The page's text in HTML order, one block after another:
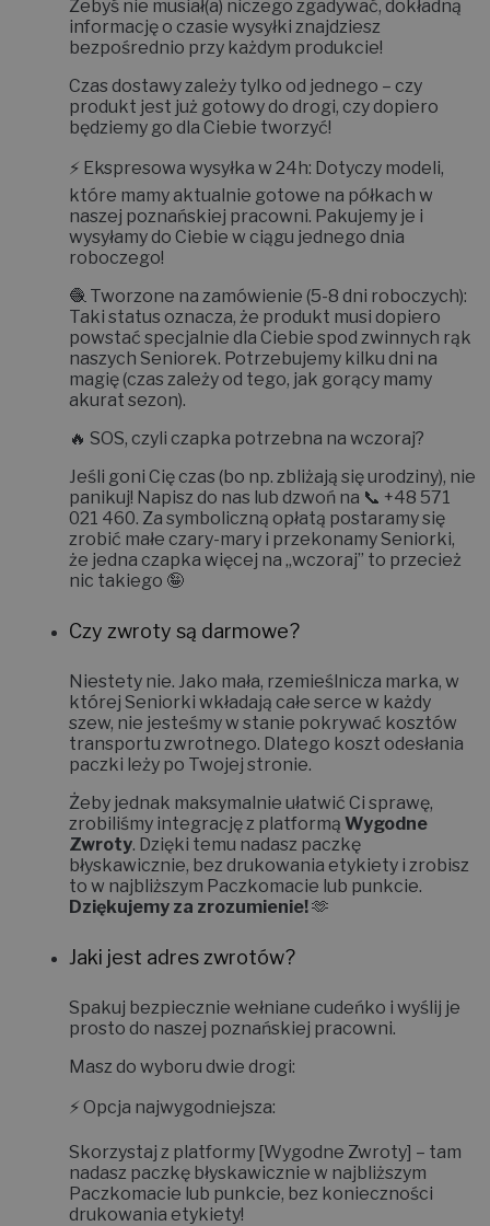
Żebyś nie musiał(a) niczego zgadywać, dokładną
informację o czasie wysyłki znajdziesz
bezpośrednio przy każdym produkcie!
Czas dostawy zależy tylko od jednego – czy
produkt jest już gotowy do drogi, czy dopiero
będziemy go dla Ciebie tworzyć!
⚡ Ekspresowa wysyłka w 24h: Dotyczy modeli,
które mamy aktualnie gotowe na półkach w
naszej poznańskiej pracowni. Pakujemy je i
wysyłamy do Ciebie w ciągu jednego dnia
roboczego!
🧶 Tworzone na zamówienie (5-8 dni roboczych):
Taki status oznacza, że produkt musi dopiero
powstać specjalnie dla Ciebie spod zwinnych rąk
naszych Seniorek. Potrzebujemy kilku dni na
magię (czas zależy od tego, jak gorący mamy
akurat sezon).
🔥 SOS, czyli czapka potrzebna na wczoraj?
Jeśli goni Cię czas (bo np. zbliżają się urodziny), nie
panikuj! Napisz do nas lub dzwoń na 📞 +48 571
021 460. Za symboliczną opłatą postaramy się
zrobić małe czary-mary i przekonamy Seniorki,
że jedna czapka więcej na „wczoraj” to przecież
nic takiego 🤪
Czy zwroty są darmowe?
Niestety nie. Jako mała, rzemieślnicza marka, w
której Seniorki wkładają całe serce w każdy
szew, nie jesteśmy w stanie pokrywać kosztów
transportu zwrotnego. Dlatego koszt odesłania
paczki leży po Twojej stronie.
Żeby jednak maksymalnie ułatwić Ci sprawę,
zrobiliśmy integrację z platformą Wygodne
Zwroty. Dzięki temu nadasz paczkę
błyskawicznie, bez drukowania etykiety i zrobisz
to w najbliższym Paczkomacie lub punkcie.
Dziękujemy za zrozumienie!🫶
Jaki jest adres zwrotów?
Spakuj bezpiecznie wełniane cudeńko i wyślij je
prosto do naszej poznańskiej pracowni.
Masz do wyboru dwie drogi:
⚡ Opcja najwygodniejsza:
Skorzystaj z platformy [Wygodne Zwroty] – tam
nadasz paczkę błyskawicznie w najbliższym
Paczkomacie lub punkcie, bez konieczności
drukowania etykiety!